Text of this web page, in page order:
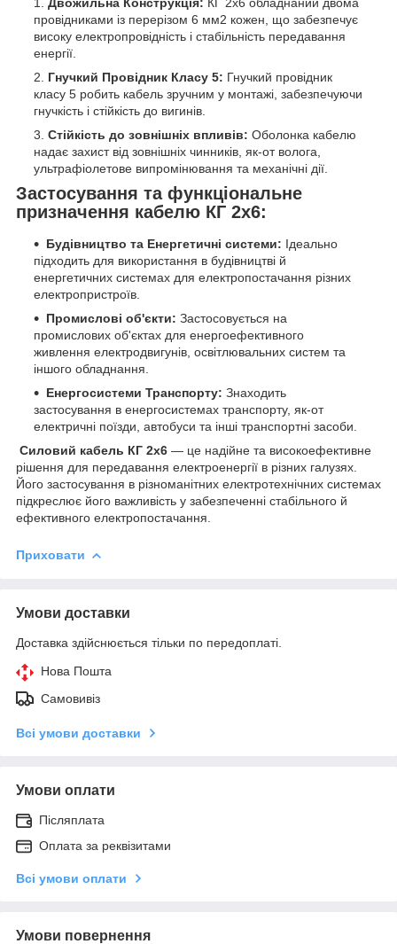
провідниками із перерізом 6 мм2 кожен, що забезпечує
високу електропровідність і стабільність передавання
енергії.
Гнучкий Провідник Класу 5: Гнучкий провідник
класу 5 робить кабель зручним у монтажі, забезпечуючи
гнучкість і стійкість до вигинів.
Стійкість до зовнішніх впливів: Оболонка кабелю
надає захист від зовнішніх чинників, як-от волога,
ультрафіолетове випромінювання та механічні дії.
Застосування та функціональне
призначення кабелю КГ 2х6:
Будівництво та Енергетичні системи: Ідеально
підходить для використання в будівництві й
енергетичних системах для електропостачання різних
електропристроїв.
Промислові об'єкти: Застосовується на
промислових об'єктах для енергоефективного
живлення електродвигунів, освітлювальних систем та
іншого обладнання.
Енергосистеми Транспорту: Знаходить
застосування в енергосистемах транспорту, як-от
електричні поїзди, автобуси та інші транспортні засоби.
Силовий кабель КГ 2х6 — це надійне та високоефективне
рішення для передавання електроенергії в різних галузях.
Його застосування в різноманітних електротехнічних системах
підкреслює його важливість у забезпеченні стабільного й
ефективного електропостачання.
Приховати
Умови доставки
Доставка здійснюється тільки по передоплаті.
Нова Пошта
Самовивіз
Всі умови доставки
Умови оплати
Післяплата
Оплата за реквізитами
Всі умови оплати
Умови повернення